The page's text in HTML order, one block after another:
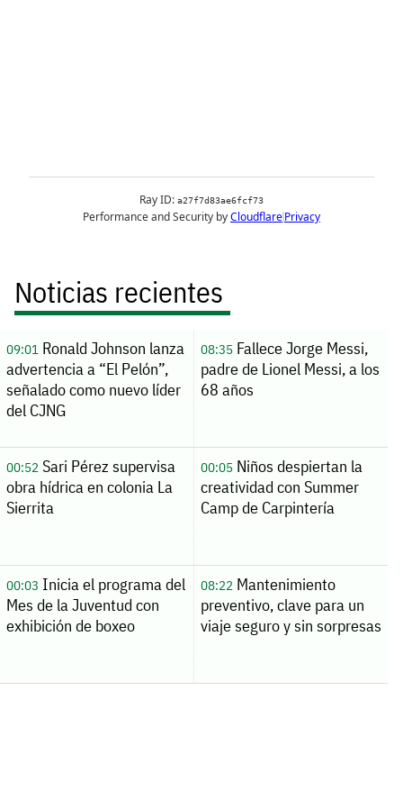
Noticias recientes
09:01Ronald Johnson lanza
advertencia a “El Pelón”,
señalado como nuevo líder
del CJNG
08:35Fallece Jorge Messi,
padre de Lionel Messi, a los
68 años
00:52Sari Pérez supervisa
obra hídrica en colonia La
Sierrita
00:05Niños despiertan la
creatividad con Summer
Camp de Carpintería
00:03 Inicia el programa del
Mes de la Juventud con
exhibición de boxeo
08:22Mantenimiento
preventivo, clave para un
viaje seguro y sin sorpresas